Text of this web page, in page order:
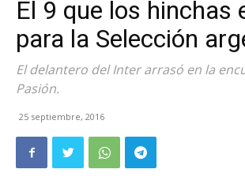
El 9 que los hinchas
para la Selección
El delantero del Inter arrasó en la
Pasión.
25 septiembre, 2016